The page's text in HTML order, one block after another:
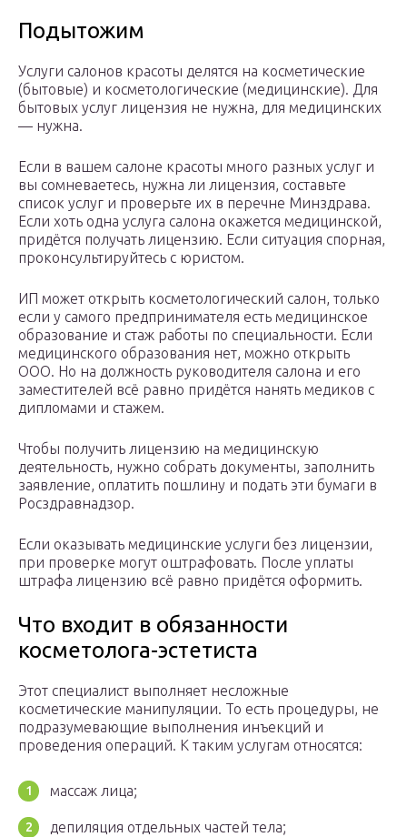
Подытожим
Услуги салонов красоты делятся на косметические
(бытовые) и косметологические (медицинские). Для
бытовых услуг лицензия не нужна, для медицинских
— нужна.
Если в вашем салоне красоты много разных услуг и
вы сомневаетесь, нужна ли лицензия, составьте
список услуг и проверьте их в перечне Минздрава.
Если хоть одна услуга салона окажется медицинской,
придётся получать лицензию. Если ситуация спорная,
проконсультируйтесь с юристом.
ИП может открыть косметологический салон, только
если у самого предпринимателя есть медицинское
образование и стаж работы по специальности. Если
медицинского образования нет, можно открыть
ООО. Но на должность руководителя салона и его
заместителей всё равно придётся нанять медиков с
дипломами и стажем.
Чтобы получить лицензию на медицинскую
деятельность, нужно собрать документы, заполнить
заявление, оплатить пошлину и подать эти бумаги в
Росздравнадзор.
Если оказывать медицинские услуги без лицензии,
при проверке могут оштрафовать. После уплаты
штрафа лицензию всё равно придётся оформить.
Что входит в обязанности
косметолога-эстетиста
Этот специалист выполняет несложные
косметические манипуляции. То есть процедуры, не
подразумевающие выполнения инъекций и
проведения операций. К таким услугам относятся:
массаж лица;
депиляция отдельных частей тела;